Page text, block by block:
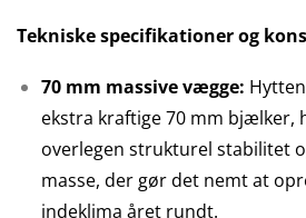
Tekniske specifikationer og
70 mm massive vægge:
ekstra kraftige 70 mm bjælker,
overlegen strukturel stabilitet
masse, der gør det nemt at
indeklima året rundt.